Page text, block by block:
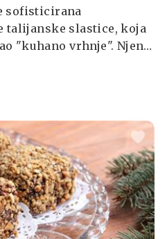
sofisticirana
talijanske slastice, koja
"kuhano vrhnje". Njena